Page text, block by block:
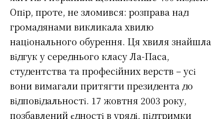
Опір, проте, не зломився: розправа над
громадянами викликала хвилю
національного обурення. Ця хвиля знайшла
відгук у середнього класу Ла-Паса,
студентства та професійних верств – усі
вони вимагали притягти президента до
відповідальності. 17 жовтня 2003 року,
позбавлений єдності в уряді, підтримки